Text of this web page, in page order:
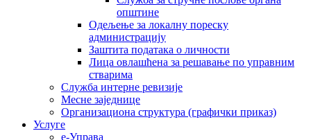
општине
Одељење за локалну пореску
администрацију
Заштита података о личности
Лица овлашћена за решавање по управним
стварима
Служба интерне ревизије
Месне заједнице
Организациона структура (графички приказ)
Услуге
е-Управа